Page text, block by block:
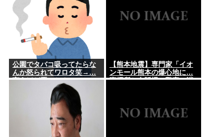
公園でタバコ吸ってたらな
んか怒られてワロタ笑→…
言うほど悪いか？
【熊本地震】専門家「イオ
ンモール熊本の爆心地に…
喫煙所と自販機」警察・消